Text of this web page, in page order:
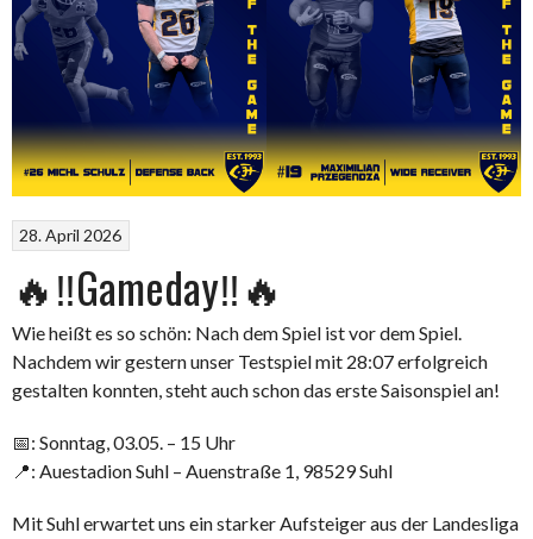
28. April 2026
🔥‼Gameday‼🔥
Wie heißt es so schön: Nach dem Spiel ist vor dem Spiel.
Nachdem wir gestern unser Testspiel mit 28:07 erfolgreich
gestalten konnten, steht auch schon das erste Saisonspiel an!
📅: Sonntag, 03.05. – 15 Uhr
📍: Auestadion Suhl – Auenstraße 1, 98529 Suhl
Mit Suhl erwartet uns ein starker Aufsteiger aus der Landesliga